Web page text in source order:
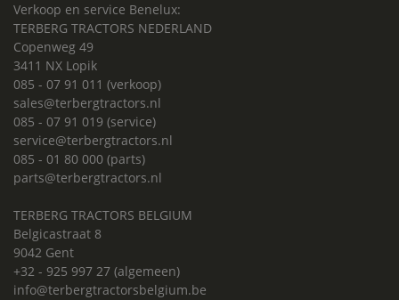
Verkoop en service Benelux:
TERBERG TRACTORS NEDERLAND
Copenweg 49
3411 NX Lopik
085 - 07 91 011 (verkoop)
sales@terbergtractors.nl
085 - 07 91 019 (service)
service@terbergtractors.nl
085 - 01 80 000 (parts)
parts@terbergtractors.nl
TERBERG TRACTORS BELGIUM
Belgicastraat 8
9042 Gent
+32 - 925 997 27 (algemeen)
info@terbergtractorsbelgium.be